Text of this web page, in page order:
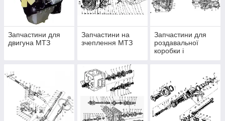
Запчастини для
двигуна МТЗ
Запчастини на
зчеплення МТЗ
Запчастини для
роздавальної
коробки і